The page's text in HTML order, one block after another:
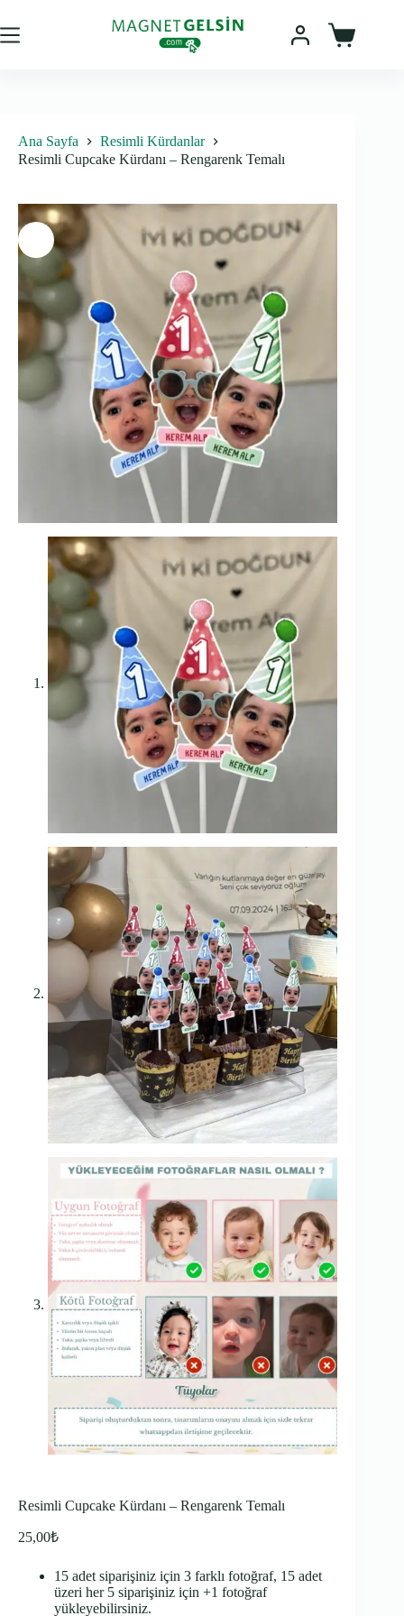
content
Sepet
Ana Sayfa
Resimli Kürdanlar
Resimli Cupcake Kürdanı – Rengarenk Temalı
Resimli Cupcake Kürdanı – Rengarenk Temalı
25,00₺
15 adet siparişiniz için 3 farklı fotoğraf, 15 adet
üzeri her 5 siparişiniz için +1 fotoğraf
yükleyebilirsiniz.